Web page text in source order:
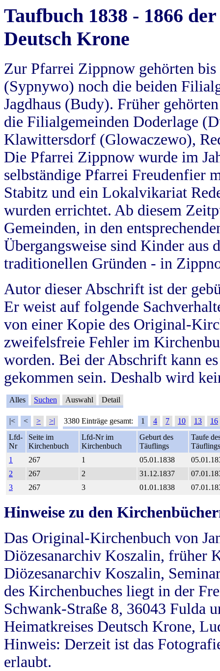
Taufbuch 1838 - 1866
Deutsch Krone
Zur Pfarrei Zippnow gehörten
(Sypnywo) noch die beiden
Jagdhaus (Budy). Früher
die Filialgemeinden Doderlage
Klawittersdorf (Glowaczewo),
Die Pfarrei Zippnow wurde im
selbständige Pfarrei Freudenfier
Stabitz und ein Lokalvikariat
wurden errichtet. Ab diesem
Gemeinden, in den
Übergangsweise sind Kinder aus
traditionellen Gründen - in
Autor dieser Abschrift ist der
Er weist auf folgende
von einer Kopie des Original-
zweifelsfreie Fehler im
worden. Bei der Abschrift kann
gekommen sein. Deshalb wird
Alles Suchen Auswahl Detail
|< < > >| 3380 Einträge gesamt: 1 4 7 10 13
16
Lfd-
Nr
Seite im
Kirchenbuch
Lfd-Nr im
Kirchenbuch
Geburt des
Täuflings
Taufe
Täuflings
1
267 1 05.01.1838
2
267 2 31.12.1837
3
267 3 01.01.1838
Hinweise zu den
Das Original-Kirchenbuch von
Diözesanarchiv Koszalin, früher
Diözesanarchiv Koszalin,
des Kirchenbuches liegt in der
Schwank-Straße 8, 36043 Fulda
Heimatkreises Deutsch Krone,
Hinweis: Derzeit ist das
erlaubt.